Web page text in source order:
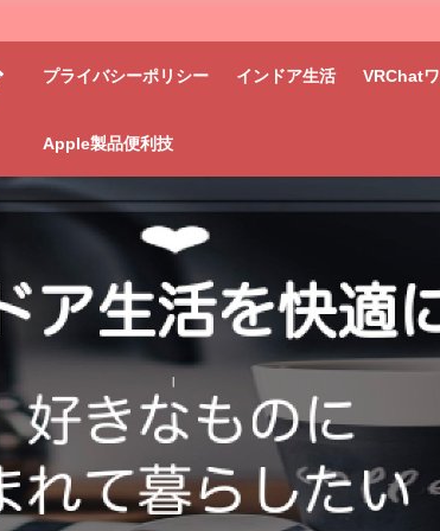
プライバシーポリシー インドア生活 VRChat
Apple製品便利技